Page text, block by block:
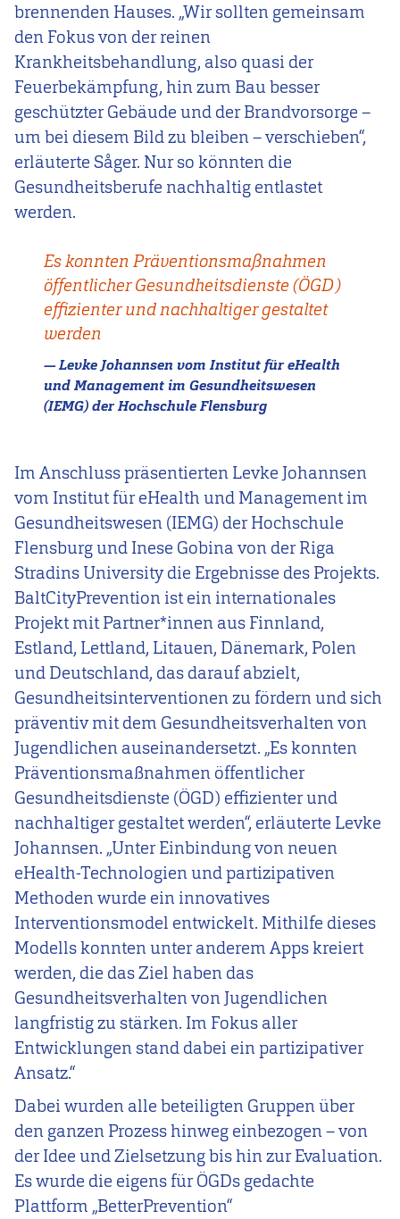
brennenden Hauses. „Wir sollten gemeinsam
den Fokus von der reinen
Krankheitsbehandlung, also quasi der
Feuerbekämpfung, hin zum Bau besser
geschützter Gebäude und der Brandvorsorge –
um bei diesem Bild zu bleiben – verschieben“,
erläuterte Såger. Nur so könnten die
Gesundheitsberufe nachhaltig entlastet
werden.
Es konnten Präventionsmaßnahmen
öffentlicher Gesundheitsdienste (ÖGD)
effizienter und nachhaltiger gestaltet
werden
Levke Johannsen vom Institut für eHealth
und Management im Gesundheitswesen
(IEMG) der Hochschule Flensburg
Im Anschluss präsentierten Levke Johannsen
vom Institut für eHealth und Management im
Gesundheitswesen (IEMG) der Hochschule
Flensburg und Inese Gobina von der Riga
Stradins University die Ergebnisse des Projekts.
BaltCityPrevention ist ein internationales
Projekt mit Partner*innen aus Finnland,
Estland, Lettland, Litauen, Dänemark, Polen
und Deutschland, das darauf abzielt,
Gesundheitsinterventionen zu fördern und sich
präventiv mit dem Gesundheitsverhalten von
Jugendlichen auseinandersetzt. „Es konnten
Präventionsmaßnahmen öffentlicher
Gesundheitsdienste (ÖGD) effizienter und
nachhaltiger gestaltet werden“, erläuterte Levke
Johannsen. „Unter Einbindung von neuen
eHealth-Technologien und partizipativen
Methoden wurde ein innovatives
Interventionsmodel entwickelt. Mithilfe dieses
Modells konnten unter anderem Apps kreiert
werden, die das Ziel haben das
Gesundheitsverhalten von Jugendlichen
langfristig zu stärken. Im Fokus aller
Entwicklungen stand dabei ein partizipativer
Ansatz.“
Dabei wurden alle beteiligten Gruppen über
den ganzen Prozess hinweg einbezogen – von
der Idee und Zielsetzung bis hin zur Evaluation.
Es wurde die eigens für ÖGDs gedachte
Plattform „BetterPrevention“